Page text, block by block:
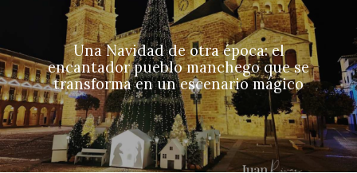
Una Navidad de otra época: el
encantador pueblo manchego que se
transforma en un escenario mágico